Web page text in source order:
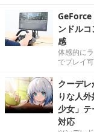
ンドル
感
体感的に
でプレイ可
クーデ
りな人
少女」
対応